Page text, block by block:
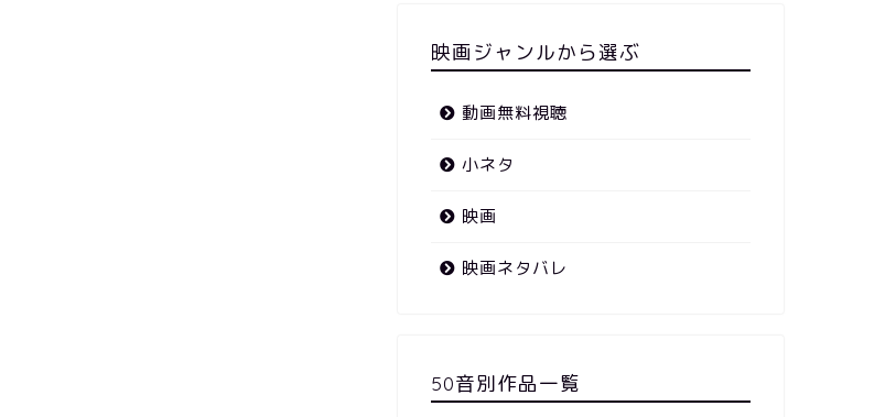
映画ジャンルから選ぶ
動画無料視聴
小ネタ
映画
映画ネタバレ
50音別作品一覧